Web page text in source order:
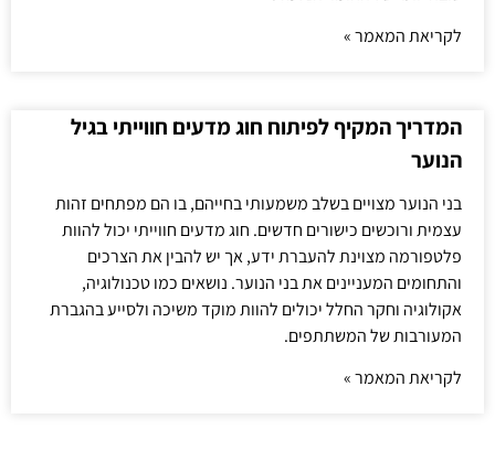
לקריאת המאמר »
המדריך המקיף לפיתוח חוג מדעים חווייתי בגיל
הנוער
בני הנוער מצויים בשלב משמעותי בחייהם, בו הם מפתחים זהות
עצמית ורוכשים כישורים חדשים. חוג מדעים חווייתי יכול להוות
פלטפורמה מצוינת להעברת ידע, אך יש להבין את הצרכים
והתחומים המעניינים את בני הנוער. נושאים כמו טכנולוגיה,
אקולוגיה וחקר החלל יכולים להוות מוקד משיכה ולסייע בהגברת
המעורבות של המשתתפים.
לקריאת המאמר »